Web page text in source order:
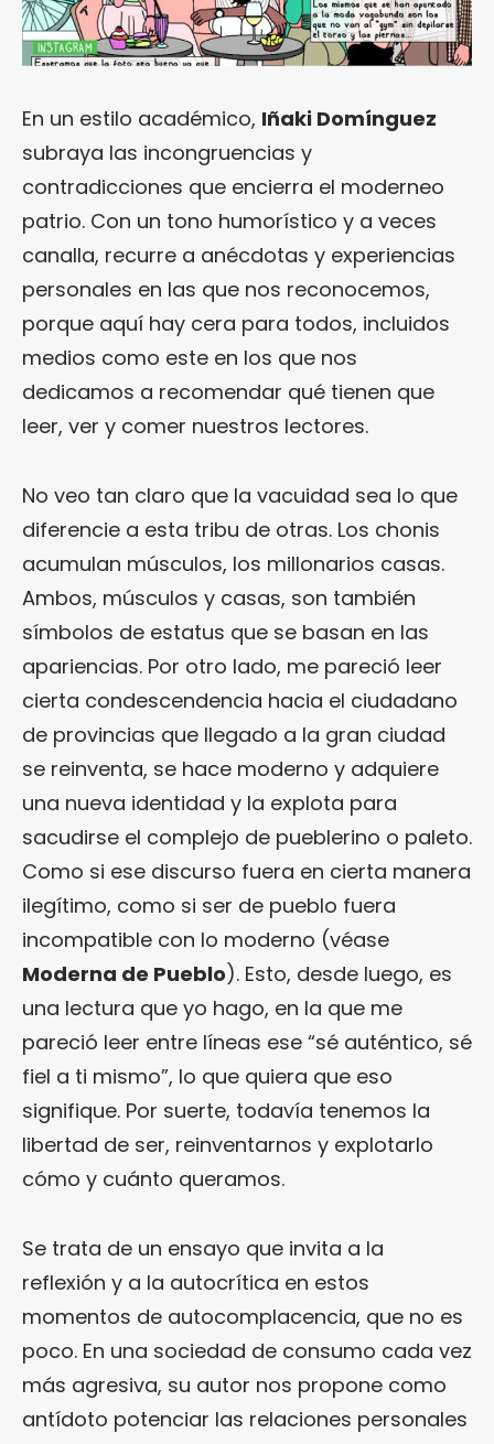
En un estilo académico, Iñaki Domínguez
subraya las incongruencias y
contradicciones que encierra el moderneo
patrio. Con un tono humorístico y a veces
canalla, recurre a anécdotas y experiencias
personales en las que nos reconocemos,
porque aquí hay cera para todos, incluidos
medios como este en los que nos
dedicamos a recomendar qué tienen que
leer, ver y comer nuestros lectores.
No veo tan claro que la vacuidad sea lo que
diferencie a esta tribu de otras. Los chonis
acumulan músculos, los millonarios casas.
Ambos, músculos y casas, son también
símbolos de estatus que se basan en las
apariencias. Por otro lado, me pareció leer
cierta condescendencia hacia el ciudadano
de provincias que llegado a la gran ciudad
se reinventa, se hace moderno y adquiere
una nueva identidad y la explota para
sacudirse el complejo de pueblerino o paleto.
Como si ese discurso fuera en cierta manera
ilegítimo, como si ser de pueblo fuera
incompatible con lo moderno (véase
Moderna de Pueblo). Esto, desde luego, es
una lectura que yo hago, en la que me
pareció leer entre líneas ese “sé auténtico, sé
fiel a ti mismo”, lo que quiera que eso
signifique. Por suerte, todavía tenemos la
libertad de ser, reinventarnos y explotarlo
cómo y cuánto queramos.
Se trata de un ensayo que invita a la
reflexión y a la autocrítica en estos
momentos de autocomplacencia, que no es
poco. En una sociedad de consumo cada vez
más agresiva, su autor nos propone como
antídoto potenciar las relaciones personales